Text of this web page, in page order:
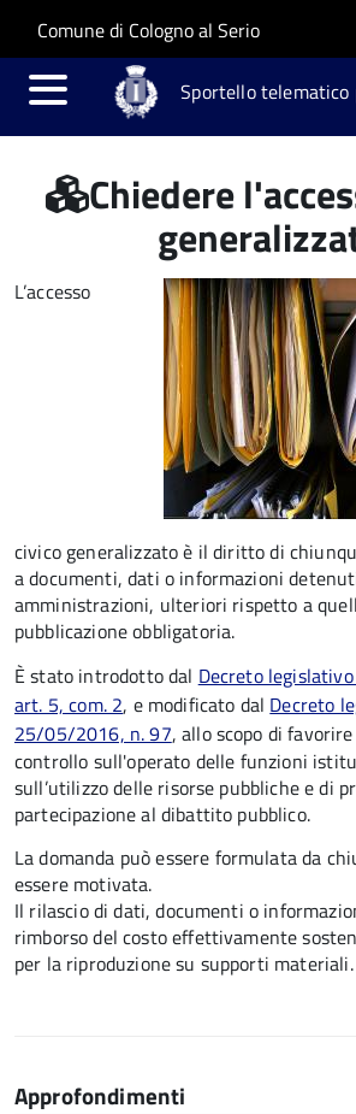
Salta al contenuto principale
Skip to site navigation
Comune di Cologno al Serio
Sportello
Chiedere
L’accesso
civico generalizzato è il diritto di
a documenti, dati o informazioni
amministrazioni, ulteriori rispetto a
pubblicazione obbligatoria.
È stato introdotto dal Decreto
art. 5, com. 2, e modificato dal Decreto
25/05/2016, n. 97, allo scopo di
controllo sull'operato delle funzioni
sull’utilizzo delle risorse pubbliche e di
partecipazione al dibattito pubblico.
La domanda può essere formulata da
essere motivata.
Il rilascio di dati, documenti o
rimborso del costo effettivamente
per la riproduzione su supporti materiali.
Approfondimenti